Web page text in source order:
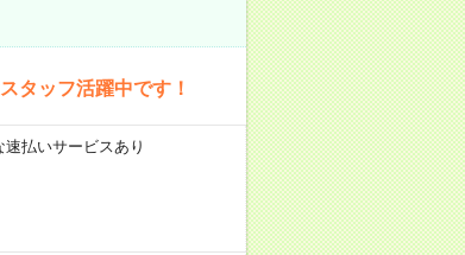
タッフ活躍中です！
払いサービスあり